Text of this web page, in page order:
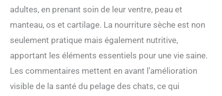
adultes, en prenant soin de leur ventre, peau et
manteau, os et cartilage. La nourriture sèche est non
seulement pratique mais également nutritive,
apportant les éléments essentiels pour une vie saine.
Les commentaires mettent en avant l’amélioration
visible de la santé du pelage des chats, ce qui